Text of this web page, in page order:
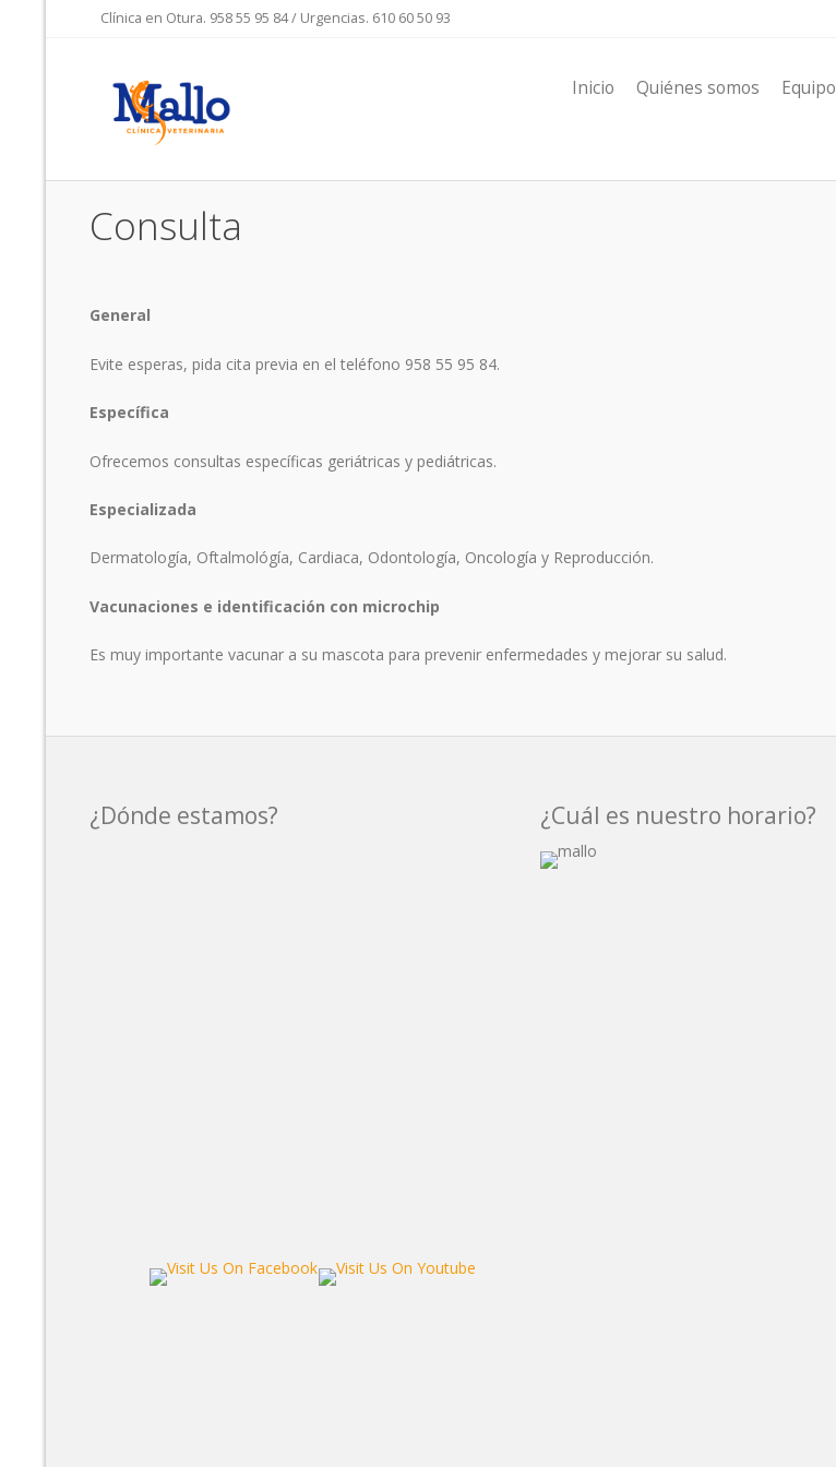
Clínica en Otura. 958 55 95 84 / Urgencias. 610 60 50 93
Inicio Quiénes somos Equipo
Consulta
General
Evite esperas, pida cita previa en el teléfono 958 55 95 84.
Específica
Ofrecemos consultas específicas geriátricas y pediátricas.
Especializada
Dermatología, Oftalmológía, Cardiaca, Odontología, Oncología y Reproducción.
Vacunaciones e identificación con microchip
Es muy importante vacunar a su mascota para prevenir enfermedades y mejorar su salud.
¿Dónde estamos? ¿Cuál es nuestro horario?